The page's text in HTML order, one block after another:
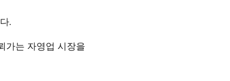
.
가는 자영업 시장을